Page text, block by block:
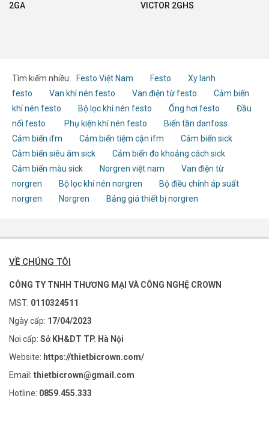
2GA
VICTOR 2GHS
Tìm kiếm nhiều: Festo Việt Nam Festo
Xy lanh
festo
Van khí nén festo Van điện từ festo
Cảm biến
khí nén festo
Bộ lọc khí nén festo Ống hơi festo
Đầu
nối festo
Phụ kiện khí nén festo
Biến tần danfoss
Cảm biến ifm
Cảm biến tiệm cận ifm
Cảm biến sick
Cảm biến siêu âm sick
Cảm biến đo khoảng cách sick
Cảm biến màu sick
Norgren việt nam
Van điện từ
norgren
Bộ lọc khí nén norgren
Bộ điều chỉnh áp suất
norgren
Norgren Bảng giá thiết bị norgren
VỀ CHÚNG TÔI
CÔNG TY TNHH THƯƠNG MẠI VÀ CÔNG NGHỆ CROWN
MST: 0110324511
Ngày cấp: 17/04/2023
Nơi cấp: Sở KH&DT TP. Hà Nội
Website: https://thietbicrown.com/
Email: thietbicrown@gmail.com
Hotline: 0859.455.333